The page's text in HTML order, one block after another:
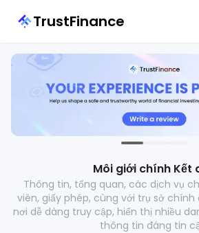
TrustFinance
Môi giới chính Kết
Thông tin, tổng quan, các dịch vụ
viên, giấy phép, cùng với trụ sở
nơi dễ dàng truy cập, hiển thị nhiều
thông tin đáng tin